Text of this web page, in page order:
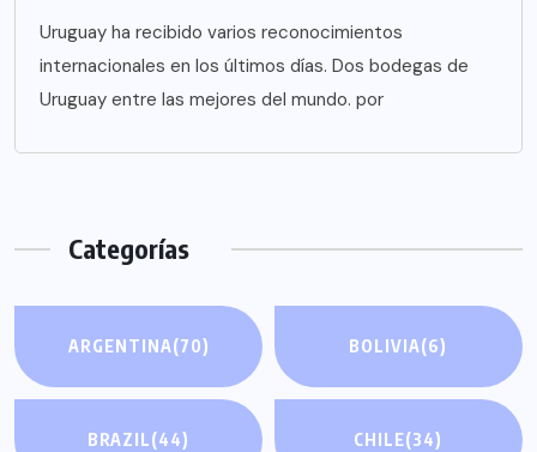
Uruguay ha recibido varios reconocimientos
internacionales en los últimos días. Dos bodegas de
Uruguay entre las mejores del mundo. por
Categorías
ARGENTINA(70) BOLIVIA(6)
BRAZIL(44) CHILE(34)